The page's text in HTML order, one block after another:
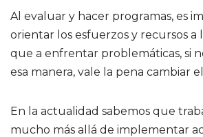
Al evaluar y hacer programas, es
orientar los esfuerzos y recursos a
que a enfrentar problemáticas, si
esa manera, vale la pena cambiar
En la actualidad sabemos que
mucho más allá de implementar